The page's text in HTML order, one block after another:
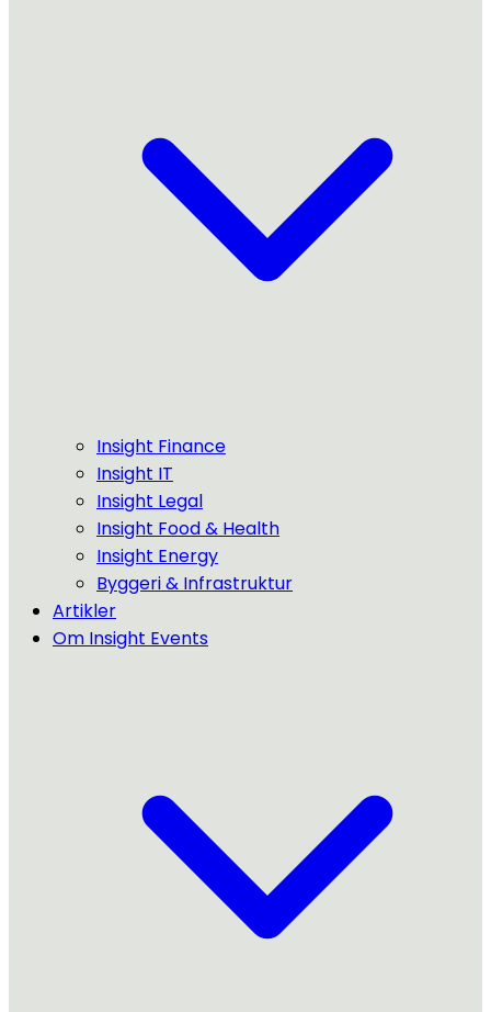
Insight Finance
Insight IT
Insight Legal
Insight Food & Health
Insight Energy
Byggeri & Infrastruktur
Artikler
Om Insight Events